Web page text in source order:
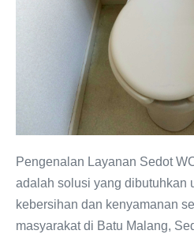
Pengenalan Layanan Sedot
adalah solusi yang dibutuhkan
kebersihan dan kenyamanan
masyarakat di Batu Malang,